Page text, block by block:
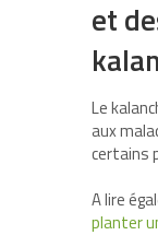
et
Le
aux
certains
A lire
planter